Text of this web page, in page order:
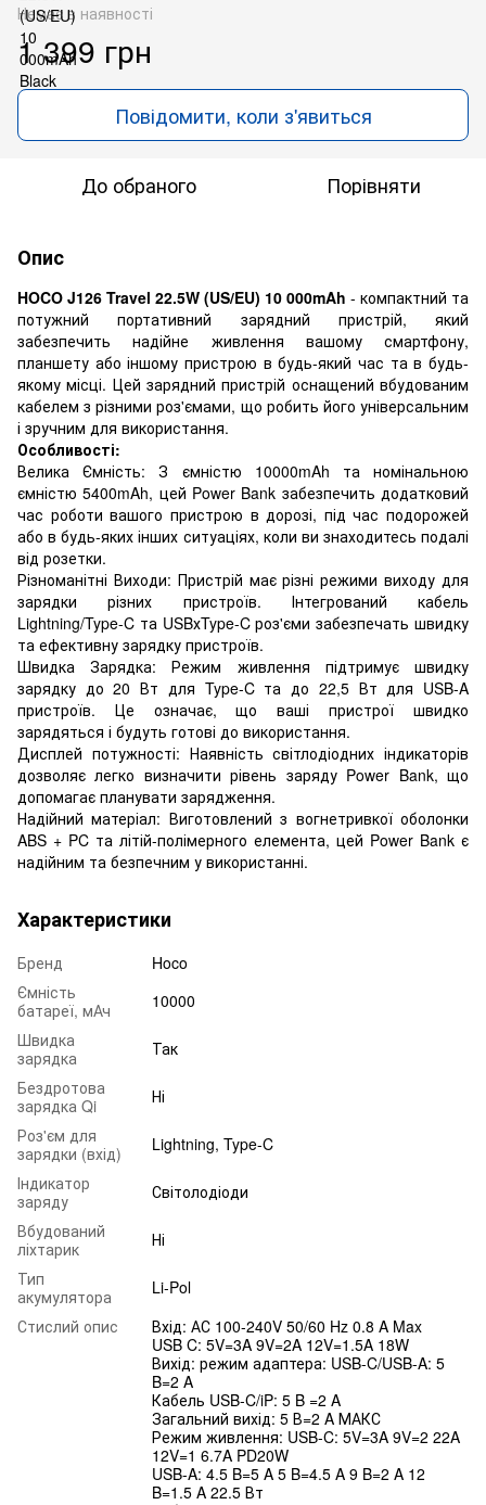
Немає в наявності
1 399 грн
Повідомити, коли з'явиться
До обраного Порівняти
Опис
HOCO J126 Travel 22.5W (US/EU) 10 000mAh - компактний та
потужний портативний зарядний пристрій, який
забезпечить надійне живлення вашому смартфону,
планшету або іншому пристрою в будь-який час та в будь-
якому місці. Цей зарядний пристрій оснащений вбудованим
кабелем з різними роз'ємами, що робить його універсальним
і зручним для використання.
Особливості:
Велика Ємність: З ємністю 10000mAh та номінальною
ємністю 5400mAh, цей Power Bank забезпечить додатковий
час роботи вашого пристрою в дорозі, під час подорожей
або в будь-яких інших ситуаціях, коли ви знаходитесь подалі
від розетки.
Різноманітні Виходи: Пристрій має різні режими виходу для
зарядки різних пристроїв. Інтегрований кабель
Lightning/Type-C та USBхType-C роз'єми забезпечать швидку
та ефективну зарядку пристроїв.
Швидка Зарядка: Режим живлення підтримує швидку
зарядку до 20 Вт для Type-C та до 22,5 Вт для USB-A
пристроїв. Це означає, що ваші пристрої швидко
зарядяться і будуть готові до використання.
Дисплей потужності: Наявність світлодіодних індикаторів
дозволяє легко визначити рівень заряду Power Bank, що
допомагає планувати зарядження.
Надійний матеріал: Виготовлений з вогнетривкої оболонки
ABS + PC та літій-полімерного елемента, цей Power Bank є
надійним та безпечним у використанні.
Характеристики
Бренд
Hoco
Ємність
батареї, мАч
10000
Швидка
зарядка
Так
Бездротова
зарядка Qi
Ні
Роз'єм для
зарядки (вхід)
Lightning, Type-C
Індикатор
заряду
Світолодіоди
Вбудований
ліхтарик
Ні
Тип
акумулятора
Li-Pol
Стислий опис
Вхід: АС 100-240V 50/60 Hz 0.8 A Max
USB C: 5V=3A 9V=2A 12V=1.5A 18W
Вихід: режим адаптера: USB-C/USB-A: 5
B=2 A
Кабель USB-C/iP: 5 B =2 A
Загальний вихід: 5 В=2 A МАКС
Режим живлення: USB-C: 5V=3A 9V=2 22A
12V=1 6.7A PD20W
USB-A: 4.5 B=5 A 5 B=4.5 A 9 B=2 A 12
B=1.5 A 22.5 Вт